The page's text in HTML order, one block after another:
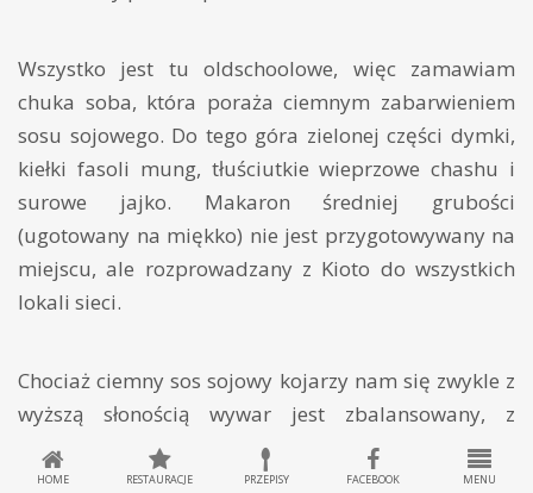
Wszystko jest tu oldschoolowe, więc zamawiam
chuka soba, która poraża ciemnym zabarwieniem
sosu sojowego. Do tego góra zielonej części dymki,
kiełki fasoli mung, tłuściutkie wieprzowe chashu i
surowe jajko. Makaron średniej grubości
(ugotowany na miękko) nie jest przygotowywany na
miejscu, ale rozprowadzany z Kioto do wszystkich
lokali sieci.
Chociaż ciemny sos sojowy kojarzy nam się zwykle z
wyższą słonością wywar jest zbalansowany, z
charakterystycznym posmakiem przypominającym
kwas chlebowy. Nie jest to może mój ulubiony
HOME RESTAURACJE PRZEPISY FACEBOOK MENU